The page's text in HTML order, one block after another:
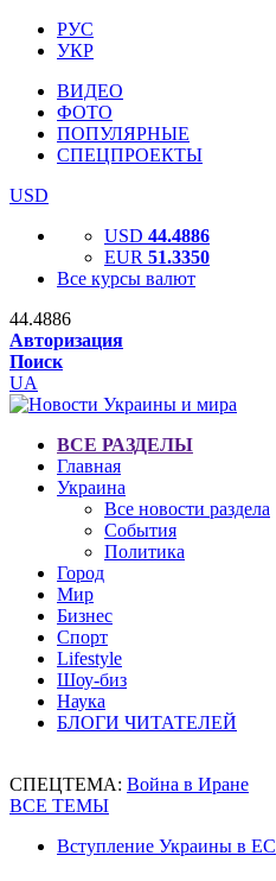
РУС
УКР
ВИДЕО
ФОТО
ПОПУЛЯРНЫЕ
СПЕЦПРОЕКТЫ
USD
USD 44.4886
EUR 51.3350
Все курсы валют
44.4886
Авторизация
Поиск
UA
ВСЕ РАЗДЕЛЫ
Главная
Украина
Все новости раздела
События
Политика
Город
Мир
Бизнес
Спорт
Lifestyle
Шоу-биз
Наука
БЛОГИ ЧИТАТЕЛЕЙ
СПЕЦТЕМА: Война в Иране
ВСЕ ТЕМЫ
Вступление Украины в ЕС